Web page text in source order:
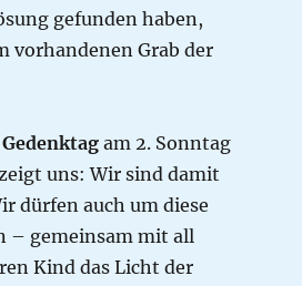
gefunden haben,
vorhandenen Grab der
am 2. Sonntag
uns: Wir sind damit
dürfen auch um diese
– gemeinsam mit all
Kind das Licht der